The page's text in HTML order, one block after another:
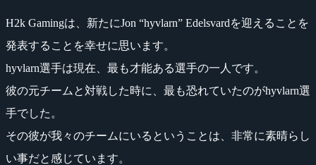
H2k Gamingは、新たにJon “hyvlarn” Edelsvardを迎えることを
発表することを幸せに思います。
hyvlarn選手は現在、最も才能ある選手の一人です。
彼の元チームと対戦した時に、最も恐れていたのがhyvlarn選
手でした。
その彼が我々のチームにいるということは、非常に素晴らし
い事だと感じています。